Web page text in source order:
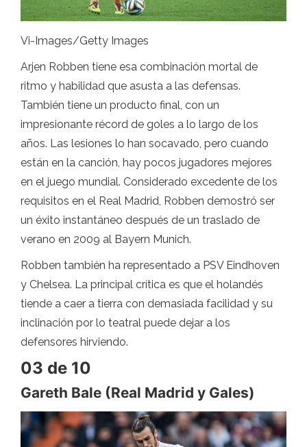
Vi-Images/Getty Images
Arjen Robben tiene esa combinación mortal de
ritmo y habilidad que asusta a las defensas.
También tiene un producto final, con un
impresionante récord de goles a lo largo de los
años. Las lesiones lo han socavado, pero cuando
están en la canción, hay pocos jugadores mejores
en el juego mundial. Considerado excedente de los
requisitos en el Real Madrid, Robben demostró ser
un éxito instantáneo después de un traslado de
verano en 2009 al Bayern Munich.
Robben también ha representado a PSV Eindhoven
y Chelsea. La principal crítica es que el holandés
tiende a caer a tierra con demasiada facilidad y su
inclinación por lo teatral puede dejar a los
defensores hirviendo.
03 de 10
Gareth Bale (Real Madrid y Gales)